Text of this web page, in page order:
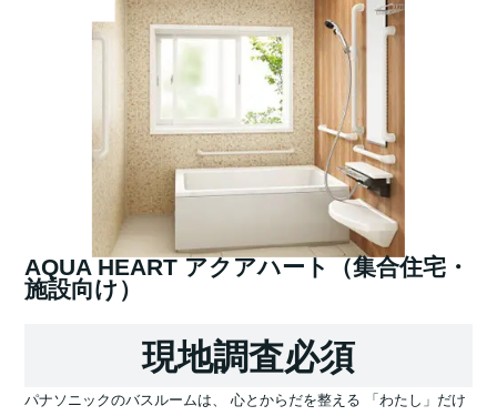
AQUA HEART アクアハート（集合住宅・
施設向け）
現地調査必須
パナソニックのバスルームは、 心とからだを整える 「わたし」だけ